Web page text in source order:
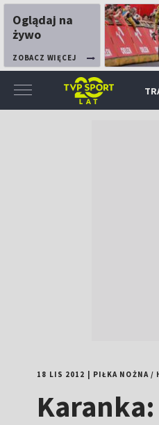
Oglądaj na
żywo
ZOBACZ WIĘCEJ
18 LIS 2012 PIŁKA NOŻNA/